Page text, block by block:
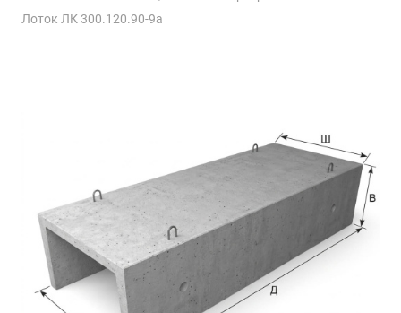
Лоток ЛК 300.120.90-9а